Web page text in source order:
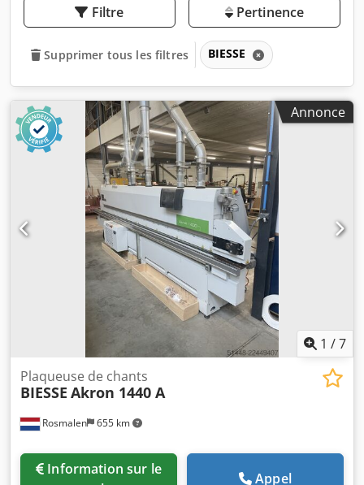
Filtre Pertinence
Supprimer tous les filtres BIESSE
Annonce
1 /7
Rosmalen 655 km
Plaqueuse de chants
BIESSE Akron 1440 A
Appel